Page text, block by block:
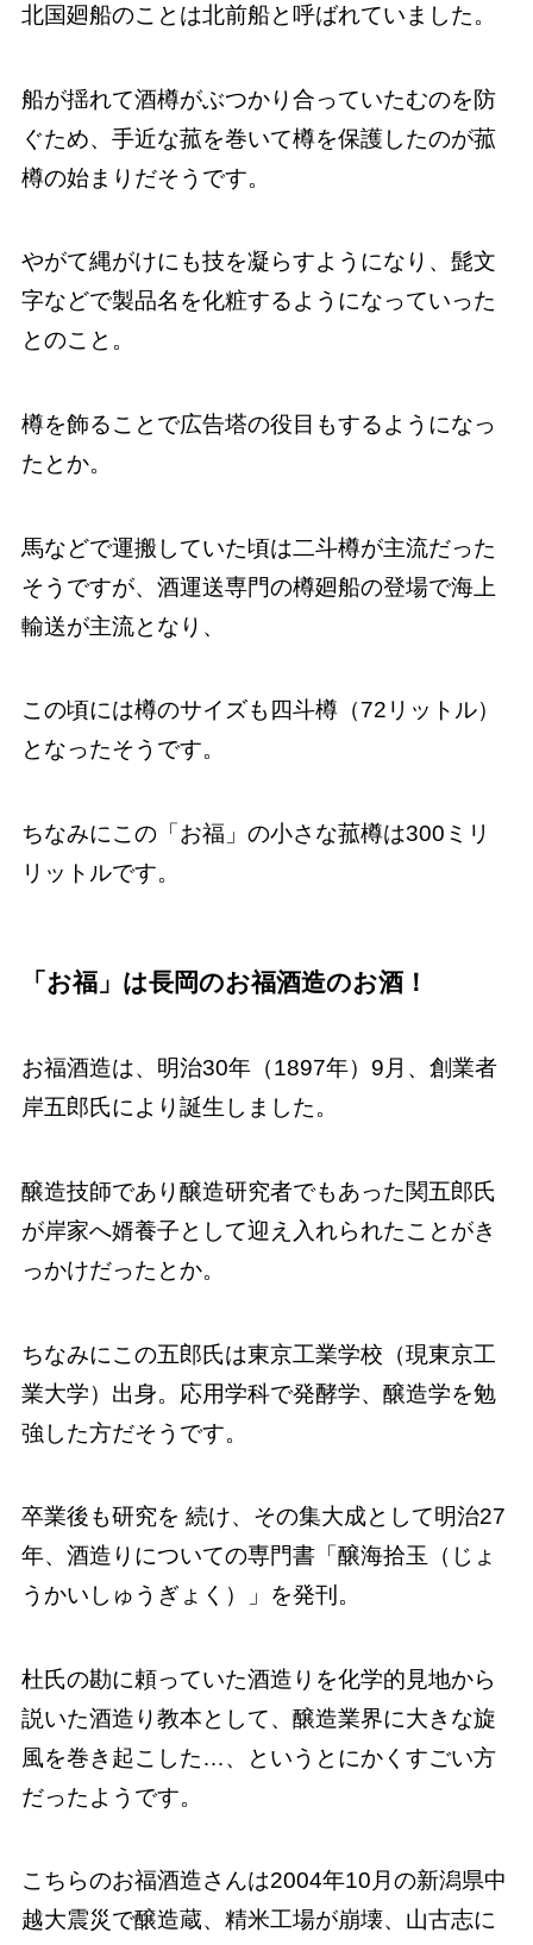
北国廻船のことは北前船と呼ばれていました。
船が揺れて酒樽がぶつかり合っていたむのを防
ぐため、手近な菰を巻いて樽を保護したのが菰
樽の始まりだそうです。
やがて縄がけにも技を凝らすようになり、髭文
字などで製品名を化粧するようになっていった
とのこと。
樽を飾ることで広告塔の役目もするようになっ
たとか。
馬などで運搬していた頃は二斗樽が主流だった
そうですが、酒運送専門の樽廻船の登場で海上
輸送が主流となり、
この頃には樽のサイズも四斗樽（72リットル）
となったそうです。
ちなみにこの「お福」の小さな菰樽は300ミリ
リットルです。
「お福」は長岡のお福酒造のお酒！
お福酒造は、明治30年（1897年）9月、創業者
岸五郎氏により誕生しました。
醸造技師であり醸造研究者でもあった関五郎氏
が岸家へ婿養子として迎え入れられたことがき
っかけだったとか。
ちなみにこの五郎氏は東京工業学校（現東京工
業大学）出身。応用学科で発酵学、醸造学を勉
強した方だそうです。
卒業後も研究を 続け、その集大成として明治27
年、酒造りについての専門書「醸海拾玉（じょ
うかいしゅうぎょく）」を発刊。
杜氏の勘に頼っていた酒造りを化学的見地から
説いた酒造り教本として、醸造業界に大きな旋
風を巻き起こした…、というとにかくすごい方
だったようです。
こちらのお福酒造さんは2004年10月の新潟県中
越大震災で醸造蔵、精米工場が崩壊、山古志に